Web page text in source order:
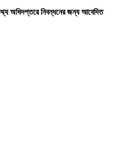
অধিদপ্তরে নিবন্ধনের জন্য আবেদিত